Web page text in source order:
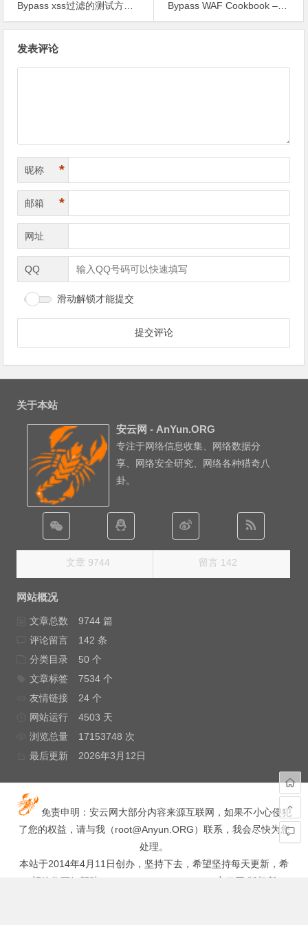
Bypass xss过滤的测试方法 – 五道口杀气 Bypass WAF Cookbook – MayIKissYou
发表评论
昵称 *
邮箱 *
网址
QQ
滑动解锁才能提交
关于本站
安云网 - AnYun.ORG
专注于网络信息收集、网络数据分
享、网络安全研究、网络各种猎奇八
卦。
文章 9744 留言 142
网站概况
文章总数
9744 篇
评论留言
142 条
分类目录
50 个
文章标签
7534 个
友情链接
24 个
网站运行
4503 天
浏览总量
17153748 次
最后更新
2026年3月12日
免责申明：安云网大部分内容来源互联网，如果不小心侵犯
了您的权益，请与我（root@Anyun.ORG）联系，我会尽快为您
处理。
本站于2014年4月11日创办，坚持下去，希望坚持每天更新，希
望给您更好帮助！ Copyright © 2014-2021 安云网 版权所